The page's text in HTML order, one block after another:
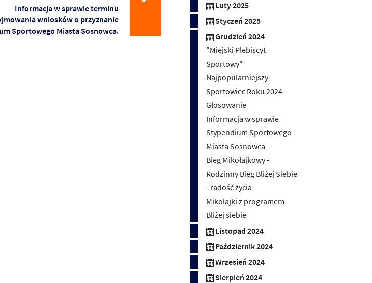
Informacja w sprawie terminu
wniosków o przyznanie
Sportowego Miasta Sosnowca.
Luty 2025
Styczeń 2025
Grudzień 2024
"Miejski Plebiscyt
Sportowy"
Najpopularniejszy
Sportowiec Roku 2024 -
Głosowanie
Informacja w sprawie
Stypendium Sportowego
Miasta Sosnowca
Bieg Mikołajkowy -
Rodzinny Bieg Bliżej Siebie
- radość życia
Mikołajki z programem
Bliżej siebie
Listopad 2024
Październik 2024
Wrzesień 2024
Sierpień 2024